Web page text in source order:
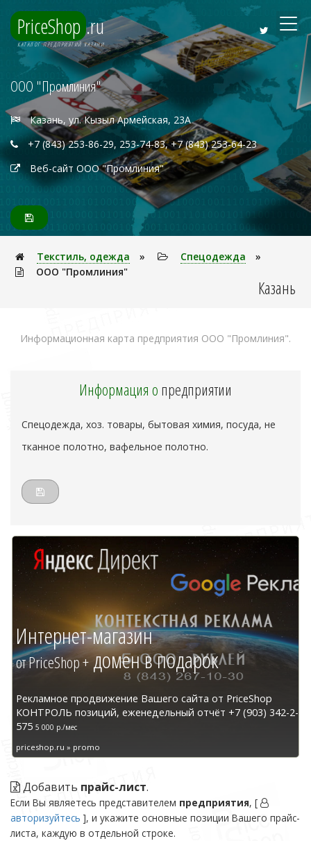
PriceShop .ru
КАТАЛОГ ПРЕДПРИЯТИЙ КАЗАНИ
ООО "Промлиния"
Казань, ул. Кызыл Армейская, 23А
+7 (843) 253-86-29, 253-74-83, +7 (843) 253-64-23
Веб-сайт ООО "Промлиния"
Текстиль, одежда » Спецодежда
»
ООО "Промлиния"
Казань
Информационная карта предприятия ООО "Промлиния".
Информация опредприятии
Спецодежда, хоз. товары, бытовая химия, посуда, не
тканное полотно, вафельное полотно.
Интернет-магазин
от PriceShop +домен в подарок
Рекламное продвижение Вашего сайта от PriceShop
КОНТРОЛЬ позиций, еженедельный отчёт +7 (903) 342-2-
575 5 000 р./мес
priceshop.ru » promo
Добавить прайс-лист.
Если Вы являетесь представителем предприятия, [
авторизуйтесь ], и укажите основные позиции Вашего прайс-
листа, каждую в отдельной строке.